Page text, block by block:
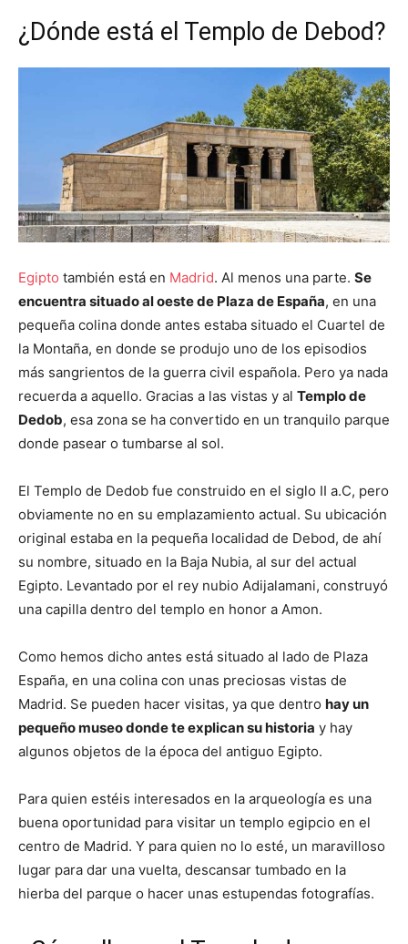
¿Dónde está el Templo de Debod?
Egipto también está en Madrid. Al menos una parte. Se
encuentra situado al oeste de Plaza de España, en una
pequeña colina donde antes estaba situado el Cuartel de
la Montaña, en donde se produjo uno de los episodios
más sangrientos de la guerra civil española. Pero ya nada
recuerda a aquello. Gracias a las vistas y al Templo de
Dedob, esa zona se ha convertido en un tranquilo parque
donde pasear o tumbarse al sol.
El Templo de Dedob fue construido en el siglo II a.C, pero
obviamente no en su emplazamiento actual. Su ubicación
original estaba en la pequeña localidad de Debod, de ahí
su nombre, situado en la Baja Nubia, al sur del actual
Egipto. Levantado por el rey nubio Adijalamani, construyó
una capilla dentro del templo en honor a Amon.
Como hemos dicho antes está situado al lado de Plaza
España, en una colina con unas preciosas vistas de
Madrid. Se pueden hacer visitas, ya que dentro hay un
pequeño museo donde te explican su historia y hay
algunos objetos de la época del antiguo Egipto.
Para quien estéis interesados en la arqueología es una
buena oportunidad para visitar un templo egipcio en el
centro de Madrid. Y para quien no lo esté, un maravilloso
lugar para dar una vuelta, descansar tumbado en la
hierba del parque o hacer unas estupendas fotografías.